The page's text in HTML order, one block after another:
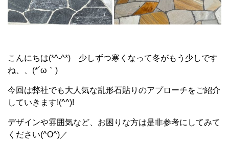
こんにちは(*^-^*) 少しずつ寒くなって冬がもう少しです
ね、、(*´ω｀)
今回は弊社でも大人気な乱形石貼りのアプローチをご紹介
していきます!(^^)!
デザインや雰囲気など、お困りな方は是非参考にしてみて
ください(^O^)／